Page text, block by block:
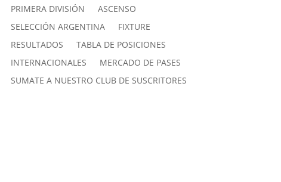
PRIMERA DIVISIÓN
ASCENSO
SELECCIÓN ARGENTINA
FIXTURE
RESULTADOS
TABLA DE POSICIONES
INTERNACIONALES
MERCADO DE PASES
SUMATE A NUESTRO CLUB DE SUSCRITORES